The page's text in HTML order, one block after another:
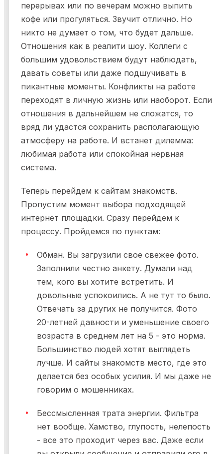
перерывах или по вечерам можно выпить
кофе или прогуляться. Звучит отлично. Но
никто не думает о том, что будет дальше.
Отношения как в реалити шоу. Коллеги с
большим удовольствием будут наблюдать,
давать советы или даже подшучивать в
пикантные моменты. Конфликты на работе
переходят в личную жизнь или наоборот. Если
отношения в дальнейшем не сложатся, то
вряд ли удастся сохранить располагающую
атмосферу на работе. И встанет дилемма:
любимая работа или спокойная нервная
система.
Теперь перейдем к сайтам знакомств.
Пропустим момент выбора подходящей
интернет площадки. Сразу перейдем к
процессу. Пройдемся по пунктам:
Обман. Вы загрузили свое свежее фото.
Заполнили честно анкету. Думали над
тем, кого вы хотите встретить. И
довольные успокоились. А не тут то было.
Отвечать за других не получится. Фото
20-летней давности и уменьшение своего
возраста в среднем лет на 5 - это норма.
Большинство людей хотят выглядеть
лучше. И сайты знакомств место, где это
делается без особых усилия. И мы даже не
говорим о мошенниках.
Бессмысленная трата энергии. Фильтра
нет вообще. Хамство, глупость, нелепость
- все это проходит через вас. Даже если